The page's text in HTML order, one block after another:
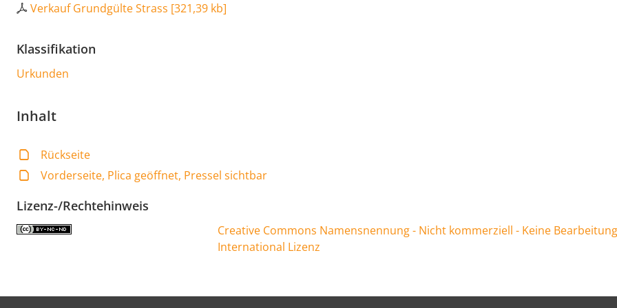
Verkauf Grundgülte Strass [321,39 kb]
Klassifikation
Urkunden
Inhalt
Rückseite
Vorderseite, Plica geöffnet, Pressel sichtbar
Lizenz-/Rechtehinweis
Creative Commons Namensnennung - Nicht kommerziell - Keine
International Lizenz